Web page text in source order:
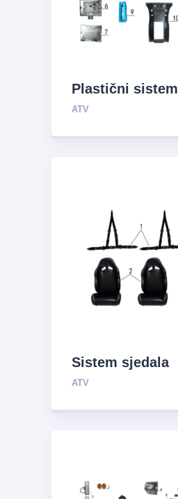
Plastični sistem
ATV
Sistem sjedala
ATV